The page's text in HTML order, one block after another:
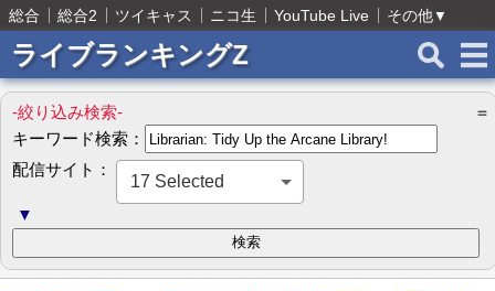
総合 総合2 ツイキャス ニコ生 YouTube Live その他▼
ライブランキングZ
-絞り込み検索-
＝
キーワード検索：
配信サイト：
17 Selected
▼